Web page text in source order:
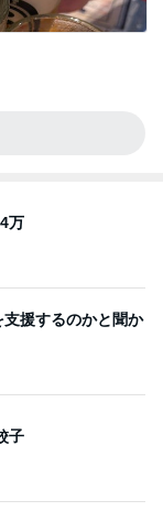
万
援するのかと聞か
子